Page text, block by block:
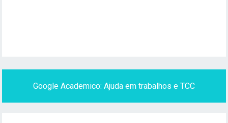
Google Academico: Ajuda em trabalhos e TCC